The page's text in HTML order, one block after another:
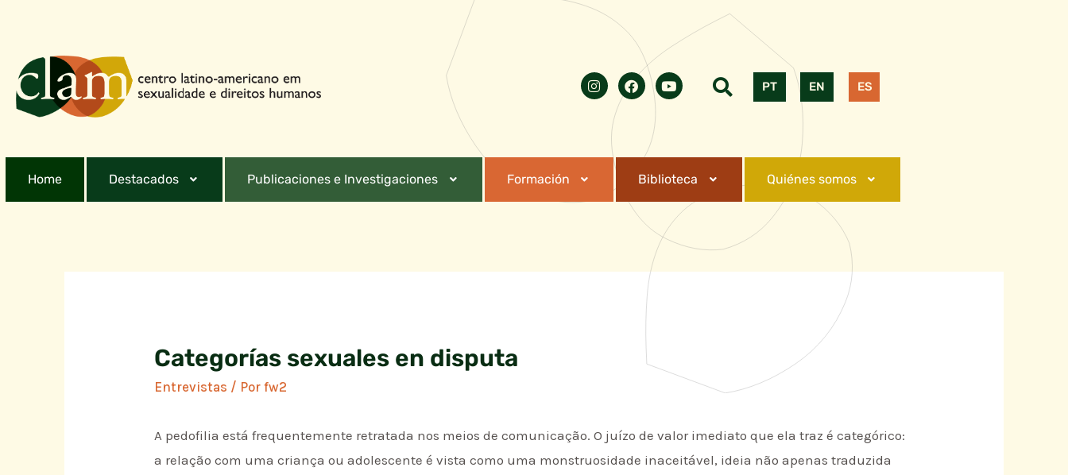
PT EN ES
Home Destacados Publicaciones e Investigaciones Formación Biblioteca Quiénes somos
Categorías sexuales en disputa
Entrevistas / Porfw2
A pedofilia está frequentemente retratada nos meios de comunicação. O juízo de valor imediato que ela traz é categórico:
a relação com uma criança ou adolescente é vista como uma monstruosidade inaceitável, ideia não apenas traduzida